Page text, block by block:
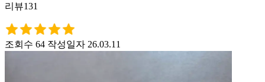
리뷰131
조회수 64 작성일자 26.03.11